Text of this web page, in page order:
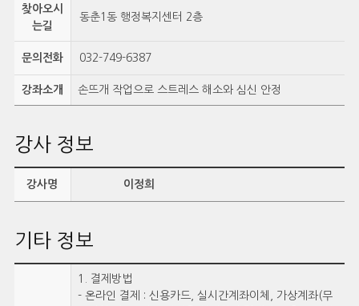
찾아오시
는길
동춘1동 행정복지센터 2층
문의전화 032-749-6387
강좌소개 손뜨개 작업으로 스트레스 해소와 심신 안정
강사 정보
강사명 이정희
기타 정보
1. 결제방법
- 온라인 결제 : 신용카드, 실시간계좌이체, 가상계좌(무